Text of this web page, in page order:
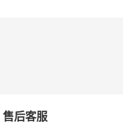
售后客服